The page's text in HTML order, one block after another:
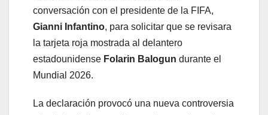
conversación con el presidente de la FIFA,
Gianni Infantino, para solicitar que se revisara
la tarjeta roja mostrada al delantero
estadounidense Folarin Balogun durante el
Mundial 2026.
La declaración provocó una nueva controversia